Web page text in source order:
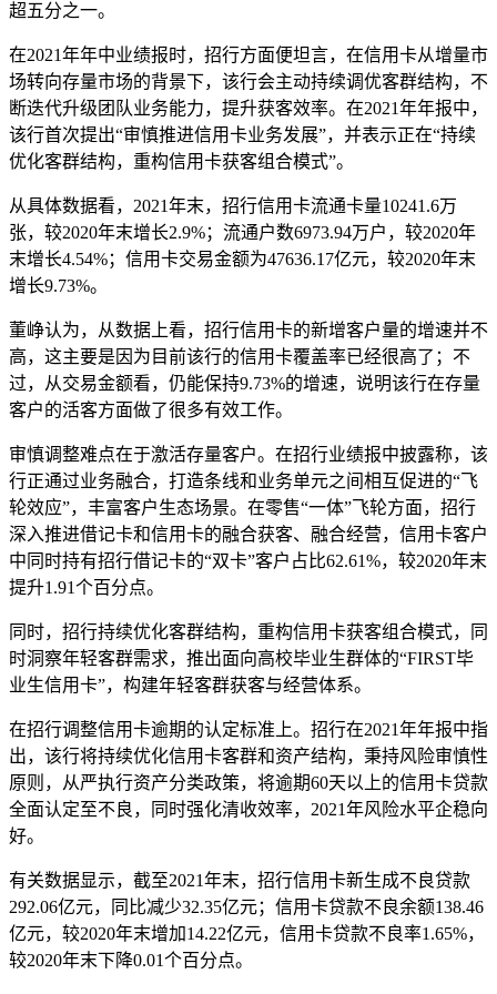
超五分之一。
在2021年年中业绩报时，招行方面便坦言，在信用卡从增量市
场转向存量市场的背景下，该行会主动持续调优客群结构，不
断迭代升级团队业务能力，提升获客效率。在2021年年报中，
该行首次提出“审慎推进信用卡业务发展”，并表示正在“持续
优化客群结构，重构信用卡获客组合模式”。
从具体数据看，2021年末，招行信用卡流通卡量10241.6万
张，较2020年末增长2.9%；流通户数6973.94万户，较2020年
末增长4.54%；信用卡交易金额为47636.17亿元，较2020年末
增长9.73%。
董峥认为，从数据上看，招行信用卡的新增客户量的增速并不
高，这主要是因为目前该行的信用卡覆盖率已经很高了；不
过，从交易金额看，仍能保持9.73%的增速，说明该行在存量
客户的活客方面做了很多有效工作。
审慎调整难点在于激活存量客户。在招行业绩报中披露称，该
行正通过业务融合，打造条线和业务单元之间相互促进的“飞
轮效应”，丰富客户生态场景。在零售“一体”飞轮方面，招行
深入推进借记卡和信用卡的融合获客、融合经营，信用卡客户
中同时持有招行借记卡的“双卡”客户占比62.61%，较2020年末
提升1.91个百分点。
同时，招行持续优化客群结构，重构信用卡获客组合模式，同
时洞察年轻客群需求，推出面向高校毕业生群体的“FIRST毕
业生信用卡”，构建年轻客群获客与经营体系。
在招行调整信用卡逾期的认定标准上。招行在2021年年报中指
出，该行将持续优化信用卡客群和资产结构，秉持风险审慎性
原则，从严执行资产分类政策，将逾期60天以上的信用卡贷款
全面认定至不良，同时强化清收效率，2021年风险水平企稳向
好。
有关数据显示，截至2021年末，招行信用卡新生成不良贷款
292.06亿元，同比减少32.35亿元；信用卡贷款不良余额138.46
亿元，较2020年末增加14.22亿元，信用卡贷款不良率1.65%，
较2020年末下降0.01个百分点。